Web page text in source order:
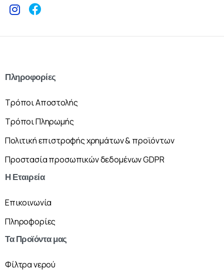
Πληροφορίες
Τρόποι Αποστολής
Τρόποι Πληρωμής
Πολιτική επιστροφής χρημάτων & προϊόντων
Προστασία προσωπικών δεδομένων GDPR
Η Εταιρεία
Επικοινωνία
Πληροφορίες
Τα Προϊόνταμας
Φίλτρα νερού